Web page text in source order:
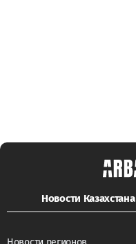
Новости Казахстана